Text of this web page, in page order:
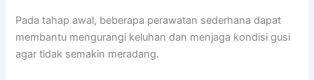
Pada tahap awal, beberapa perawatan sederhana dapat
membantu mengurangi keluhan dan menjaga kondisi gusi
agar tidak semakin meradang.